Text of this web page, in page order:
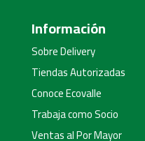
Información
Sobre Delivery
Tiendas Autorizadas
Conoce Ecovalle
Trabaja como Socio
Ventas al Por Mayor